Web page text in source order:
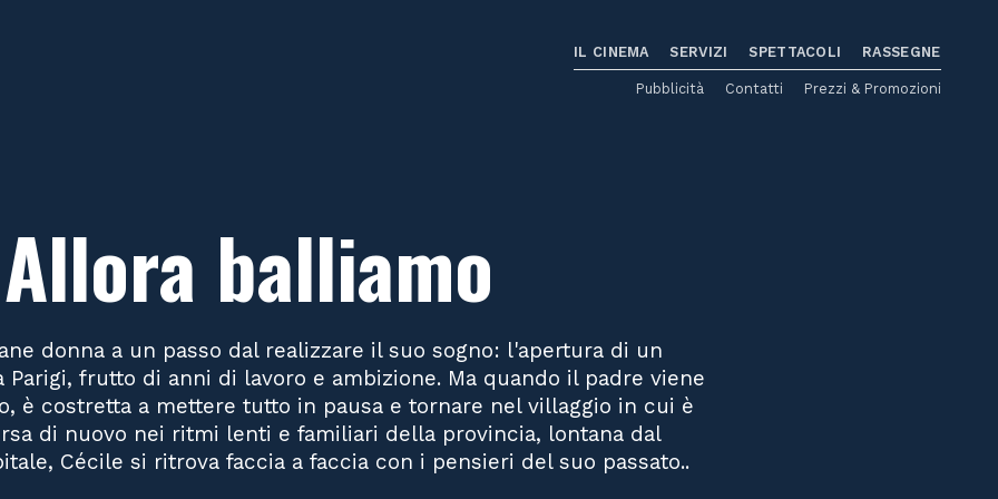
IL CINEMA SERVIZI SPETTACOLI RASSEGNE
Pubblicità Contatti Prezzi & Promozioni
Allora balliamo
donna a un passo dal realizzare il suo sogno: l'apertura di un
frutto di anni di lavoro e ambizione. Ma quando il padre viene
è costretta a mettere tutto in pausa e tornare nel villaggio in cui è
di nuovo nei ritmi lenti e familiari della provincia, lontana dal
Cécile si ritrova faccia a faccia con i pensieri del suo passato..